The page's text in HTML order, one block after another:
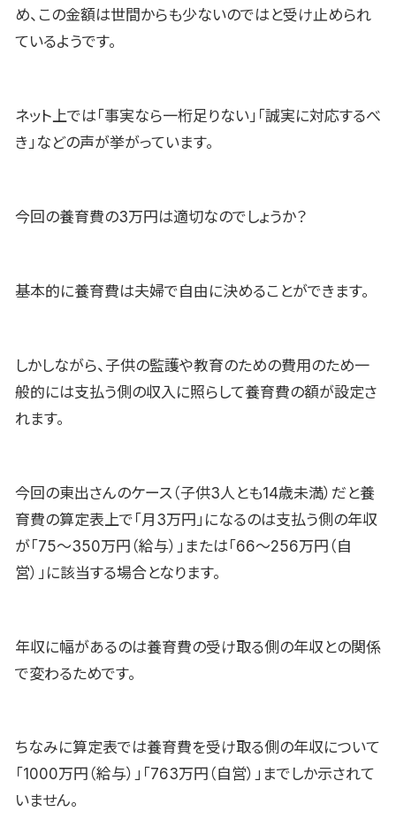
め、この金額は世間からも少ないのではと受け止められ
ているようです。
ネット上では「事実なら一桁足りない」「誠実に対応するべ
き」などの声が挙がっています。
今回の養育費の3万円は適切なのでしょうか？
基本的に養育費は夫婦で自由に決めることができます。
しかしながら、子供の監護や教育のための費用のため一
般的には支払う側の収入に照らして養育費の額が設定さ
れます。
今回の東出さんのケース（子供3人とも14歳未満）だと養
育費の算定表上で「月3万円」になるのは支払う側の年収
が「75〜350万円（給与）」または「66〜256万円（自
営）」に該当する場合となります。
年収に幅があるのは養育費の受け取る側の年収との関係
で変わるためです。
ちなみに算定表では養育費を受け取る側の年収について
「1000万円（給与）」「763万円（自営）」までしか示されて
いません。